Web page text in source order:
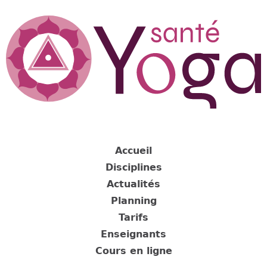
navigation
Accueil
Disciplines
Actualités
Planning
Tarifs
Enseignants
Cours en ligne